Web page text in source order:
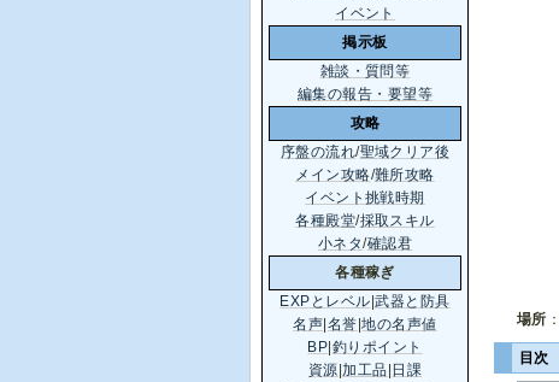
場所 ：
目次
イベント
掲示板
雑談・質問等
編集の報告・要望等
攻略
序盤の流れ/聖域クリア後
メイン攻略/難所攻略
イベント挑戦時期
各種殿堂/採取スキル
小ネタ/確認君
各種稼ぎ
EXPとレベル|武器と防具
名声|名誉|地の名声値
BP|釣りポイント
資源|加工品| 日課